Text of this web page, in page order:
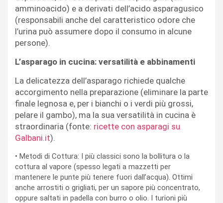
amminoacido) e a derivati dell’acido asparagusico
(responsabili anche del caratteristico odore che
l’urina può assumere dopo il consumo in alcune
persone).
L’asparago in cucina: versatilità e abbinamenti
La delicatezza dell’asparago richiede qualche
accorgimento nella preparazione (eliminare la parte
finale legnosa e, per i bianchi o i verdi più grossi,
pelare il gambo), ma la sua versatilità in cucina è
straordinaria (fonte: ricette con asparagi su
Galbani.it).
• Metodi di Cottura: I più classici sono la bollitura o la
cottura al vapore (spesso legati a mazzetti per
mantenere le punte più tenere fuori dall’acqua). Ottimi
anche arrostiti o grigliati, per un sapore più concentrato,
oppure saltati in padella con burro o olio. I turioni più